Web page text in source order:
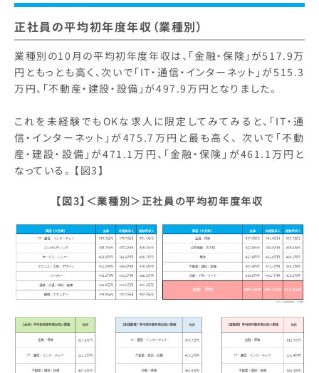
正社員の平均初年度年収（業種別）
業種別の10月の平均初年度年収は、「金融・保険」が517.9万
円ともっとも高く、次いで「IT・通信・インターネット」が515.3
万円、「不動産・建設・設備」が497.9万円となりました。
これを未経験でもOKな求人に限定してみてみると、「IT・通
信・インターネット」が475.7万円と最も高く、 次いで「不動
産・建設・設備」が471.1万円、「金融・保険」が461.1万円と
なっている。 【図3】
【図3】＜業種別＞正社員の平均初年度年収